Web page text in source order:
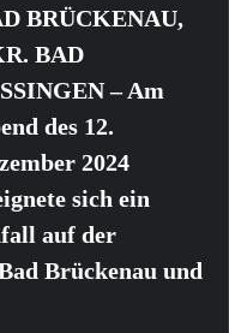
BRÜCKENAU,
BAD
– Am
des 12.
2024
sich ein
auf der
Brückenau und